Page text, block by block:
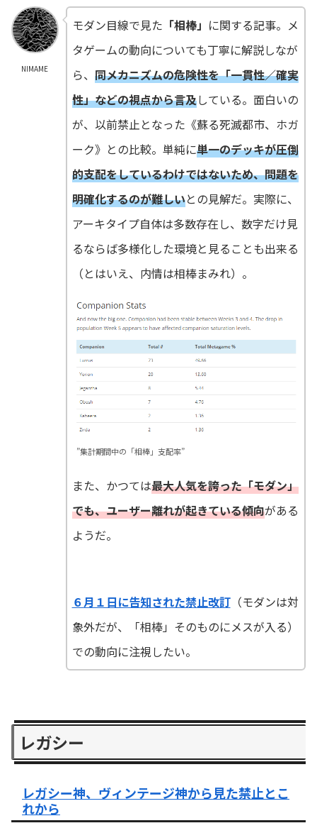
NIMAME
モダン目線で見た 「相棒」 に関する記事。メ
タゲームの動向についても丁寧に解説しなが
ら、 同メカニズムの危険性を「一貫性／確実
性」などの視点から言及している。面白いの
が、以前禁止となった《蘇る死滅都市、ホガ
ーク》との比較。単純に単一のデッキが圧倒
的支配をしているわけではないため、問題を
明確化するのが難しいとの見解だ。実際に、
アーキタイプ自体は多数存在し、数字だけ見
るならば多様化した環境と見ることも出来る
（とはいえ、内情は相棒まみれ）。
”集計期間中の「相棒」支配率”
また、かつては最大人気を誇った「モダン」
でも、ユーザー離れが起きている傾向がある
ようだ。
６月１日に告知された禁止改訂（モダンは対
象外だが、「相棒」そのものにメスが入る）
での動向に注視したい。
レガシー
レガシー神、ヴィンテージ神から見た禁止とこ
れから